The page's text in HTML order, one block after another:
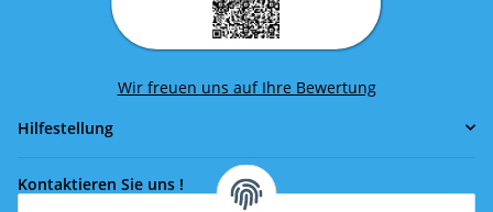
Wir freuen uns auf Ihre Bewertung
Hilfestellung
Kontaktieren Sie uns !